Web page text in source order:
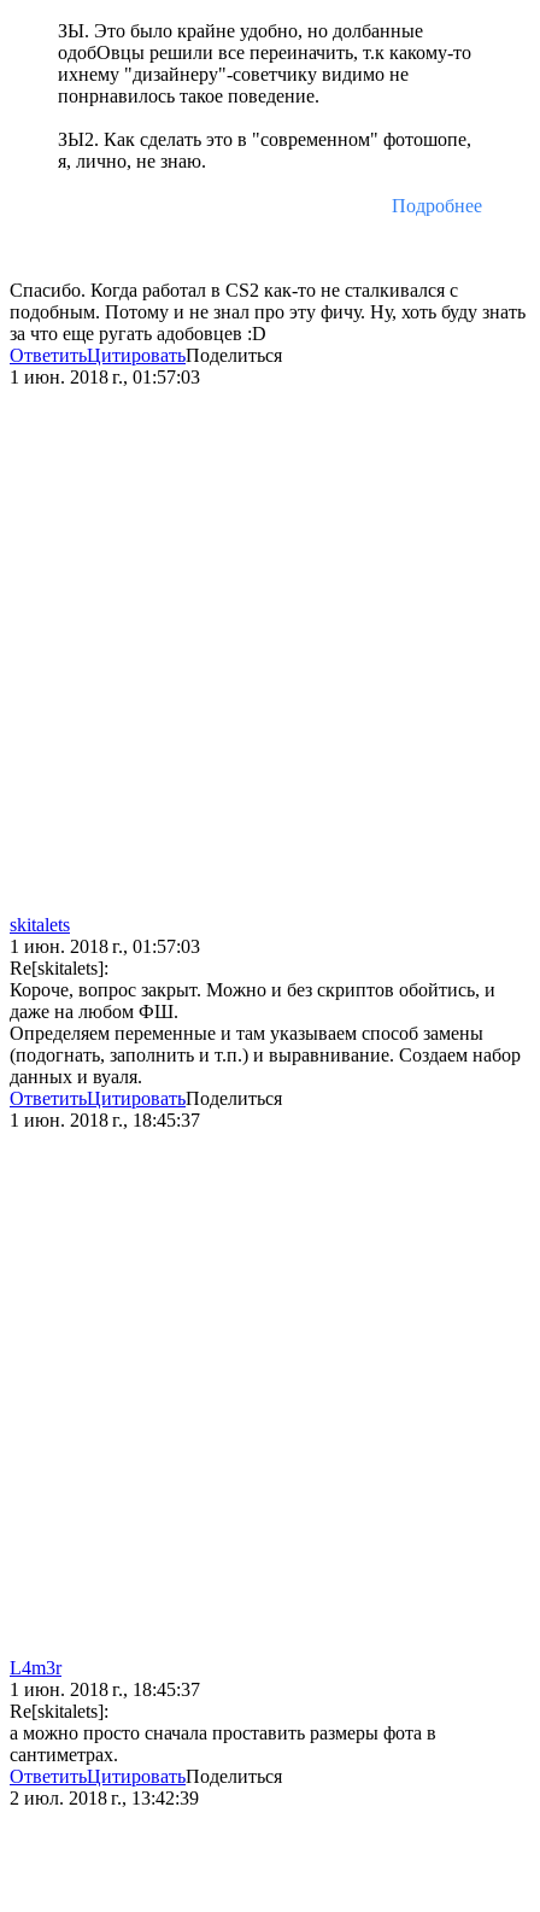
ЗЫ. Это было крайне удобно, но долбанные
одобОвцы решили все переиначить, т.к какому-то
ихнему "дизайнеру"-советчику видимо не
понрнавилось такое поведение.
ЗЫ2. Как сделать это в "современном" фотошопе,
я, лично, не знаю.
Подробнее
Спасибо. Когда работал в CS2 как-то не сталкивался с
подобным. Потому и не знал про эту фичу. Ну, хоть буду знать
за что еще ругать адобовцев :D
ОтветитьЦитироватьПоделиться
1 июн. 2018 г., 01:57:03
skitalets
1 июн. 2018 г., 01:57:03
Re[skitalets]:
Короче, вопрос закрыт. Можно и без скриптов обойтись, и
даже на любом ФШ.
Определяем переменные и там указываем способ замены
(подогнать, заполнить и т.п.) и выравнивание. Создаем набор
данных и вуаля.
ОтветитьЦитироватьПоделиться
1 июн. 2018 г., 18:45:37
L4m3r
1 июн. 2018 г., 18:45:37
Re[skitalets]:
а можно просто сначала проставить размеры фота в
сантиметрах.
ОтветитьЦитироватьПоделиться
2 июл. 2018 г., 13:42:39